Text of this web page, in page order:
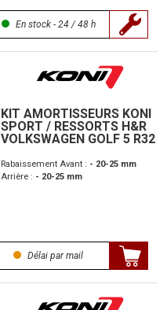
En stock - 24 / 48 h
KIT AMORTISSEURS KONI
SPORT / RESSORTS H&R
VOLKSWAGEN GOLF 5 R32
Rabaissement Avant : - 20-25 mm
Arrière : - 20-25 mm
Délai par mail